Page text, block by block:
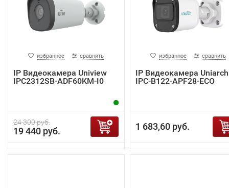
избранное сравнить
IP Видеокамера Uniview
IPC2312SB-ADF60KM-I0
24 300 руб.
19 440 руб.
избранное сравнить
IP Видеокамера Uniarch
IPC-B122-APF28-ECO
1 683,60 руб.